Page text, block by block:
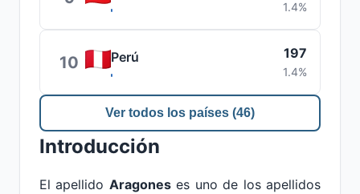
1.4%
10 Perú 197
1.4%
Ver todos los países (46)
Introducción
El apellido Aragoneses uno de los apellidos